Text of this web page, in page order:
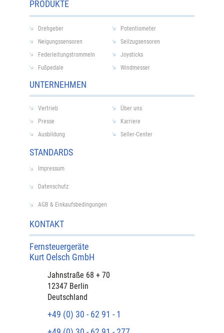
PRODUKTE
UNTERNEHMEN
KONTAKT
Drehgeber
Potentiometer
Neigungssensoren
Seilzugsensoren
Federleitungstrommeln
Joysticks
Fußpedale
Windmesser
Fernsteuergeräte
Kurt Oelsch GmbH​
​Jahnstraße 68 + 70
12347 Berlin
Deutschland
+49 (0) 30 - 62 91 - 1
Vertrieb
Über uns
Presse
Karriere
Ausbildung
Seller-Center
STANDARDS
Impressum
Datenschutz
AGB & Einkaufsbedingungen